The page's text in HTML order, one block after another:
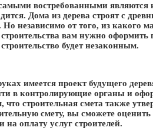
востребованными
Дома из дерева строят с
независимо от того, из какого
вам нужно
будет незаконным.
имеется проект будущего
в контролирующие органы и
что строительная смета также
смету, вы сможете
на оплату услуг строителей.